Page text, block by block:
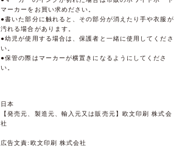
マーカーをお買い求めださい。
●書いた部分に触れると、その部分が消えたり手や衣服が
汚れる場合があります。
●幼児が使用する場合は、保護者と一緒に使用してくださ
い。
●保管の際はマーカーが横置きになるようにしてくださ
い。
日本
【発売元、製造元、輸入元又は販売元】欧文印刷 株式会
社
広告文責:欧文印刷 株式会社